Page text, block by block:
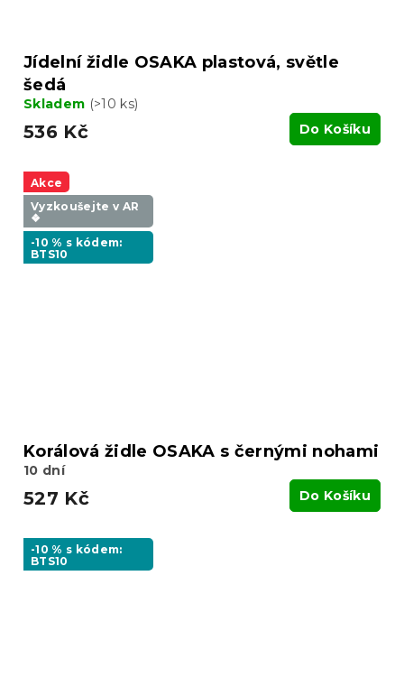
Jídelní židle OSAKA plastová, světle
šedá
Skladem (>10 ks)
536 Kč Do Košíku
Akce
Vyzkoušejte v AR
❖
-10 % s kódem:
BTS10
Korálová židle OSAKA s černými nohami
10 dní
527 Kč Do Košíku
-10 % s kódem:
BTS10